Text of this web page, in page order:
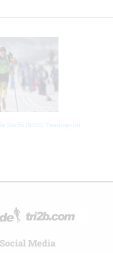
Sochi (RUS) Teamsprint
Media